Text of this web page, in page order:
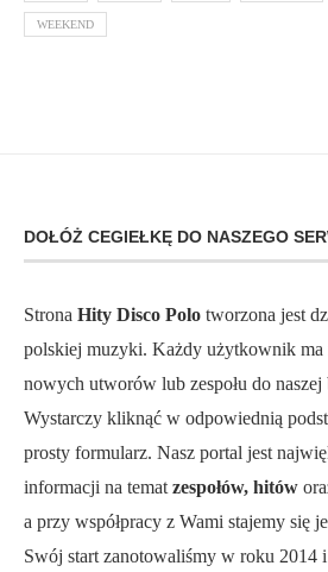
WEEKEND
DOŁÓŻ CEGIEŁKĘ DO NASZEGO
Strona Hity Disco Polo tworzona jest
polskiej muzyki. Każdy użytkownik ma
nowych utworów lub zespołu do naszej
Wystarczy kliknąć w odpowiednią
prosty formularz. Nasz portal jest
informacji na tematzespołów, hitów
a przy współpracy z Wami stajemy się
Swój start zanotowaliśmy w roku 2014